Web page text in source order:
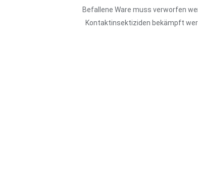
Befallene Ware muss verworfen
Kontaktinsektiziden bekämpft